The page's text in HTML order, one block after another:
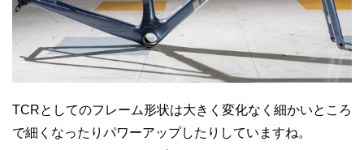
TCRとしてのフレーム形状は大きく変化なく細かいところ
で細くなったりパワーアップしたりしていますね。